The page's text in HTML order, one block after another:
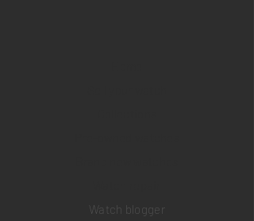
Watch blogger